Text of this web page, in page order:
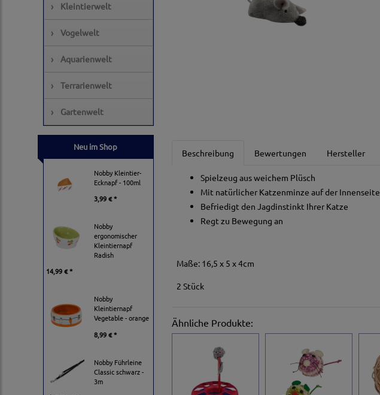
› Kleintierwelt
› Vogelwelt
› Aquarienwelt
› Terrarienwelt
› Gartenwelt
Neu im Shop
Nobby Kleintier-
Ecknapf - 100ml
3,99 € *
Nobby
ergonomischer
Kleintiernapf
Radish
14,99 € *
Nobby
Kleintiernapf
Vegetable - orange
8,99 € *
Nobby Führleine
Classic schwarz -
3m
Beschreibung Bewertungen Hersteller
Spielzeug aus weichem Plüsch
Mit natürlicher Katzenminze auf der Innenseite
Befriedigt den Jagdinstinkt Ihrer Katze
Regt zu Bewegung an
Maße: 16,5 x 5 x 4cm
2 Stück
Ähnliche Produkte: